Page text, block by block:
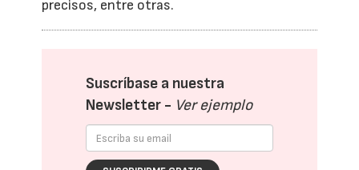
precisos, entre otras.
Suscríbase a nuestra
Newsletter - Ver ejemplo